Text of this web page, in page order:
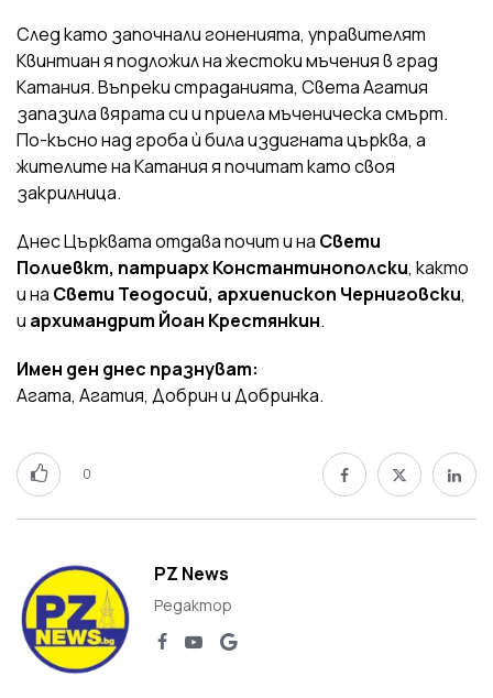
След като започнали гоненията, управителят
Квинтиан я подложил на жестоки мъчения в град
Катания. Въпреки страданията, Света Агатия
запазила вярата си и приела мъченическа смърт.
По-късно над гроба ѝ била издигната църква, а
жителите на Катания я почитат като своя
закрилница.
Днес Църквата отдава почит и на Свети
Полиевкт, патриарх Константинополски, както
и на Свети Теодосий, архиепископ Черниговски,
и архимандрит Йоан Крестянкин.
Имен ден днес празнуват:
Агата, Агатия, Добрин и Добринка.
0
PZ News
Редактор